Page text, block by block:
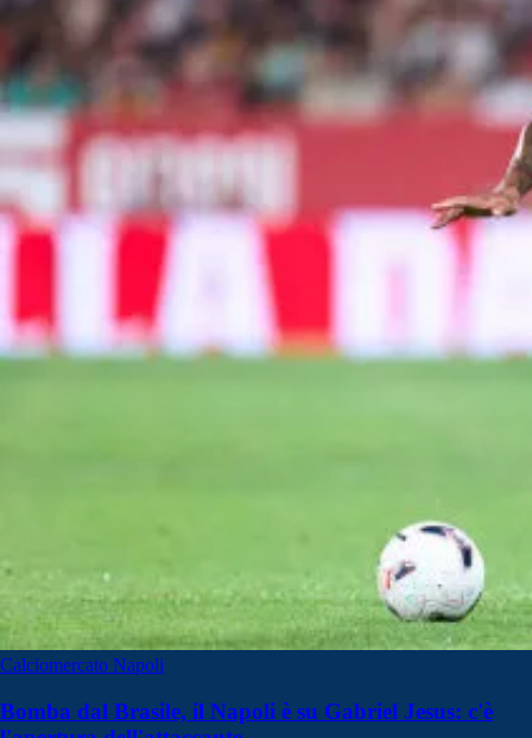
Calciomercato Napoli
Bomba dal Brasile, il Napoli è su Gabriel Jesus: c'è